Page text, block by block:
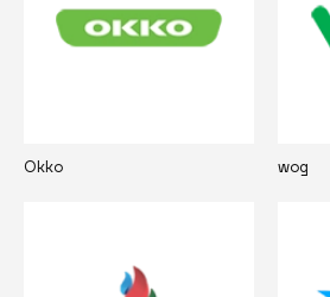
Okko wog